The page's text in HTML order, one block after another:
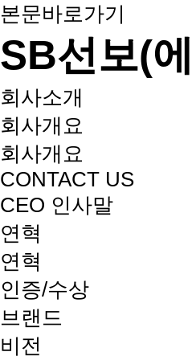
본문바로가기
SB선보(
회사소개
회사개요
회사개요
CONTACT US
CEO 인사말
연혁
연혁
인증/수상
브랜드
비전